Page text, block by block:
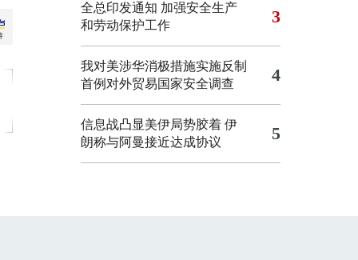
全总印发通知 加强安全生产
和劳动保护工作
3
我对美涉华消极措施实施反制
首例对外贸易国家安全调查
4
信息战凸显美伊局势胶着 伊
朗称与阿曼接近达成协议
5